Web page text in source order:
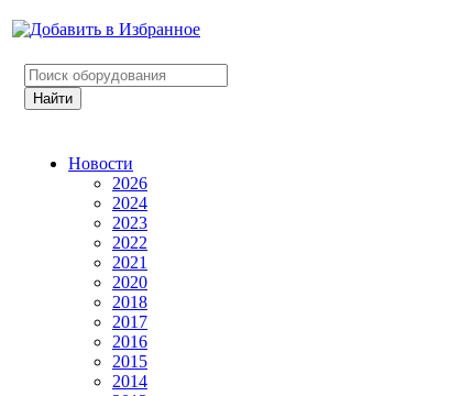
Новости
2026
2024
2023
2022
2021
2020
2018
2017
2016
2015
2014